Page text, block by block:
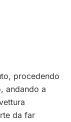
procedendo
andando a
da far